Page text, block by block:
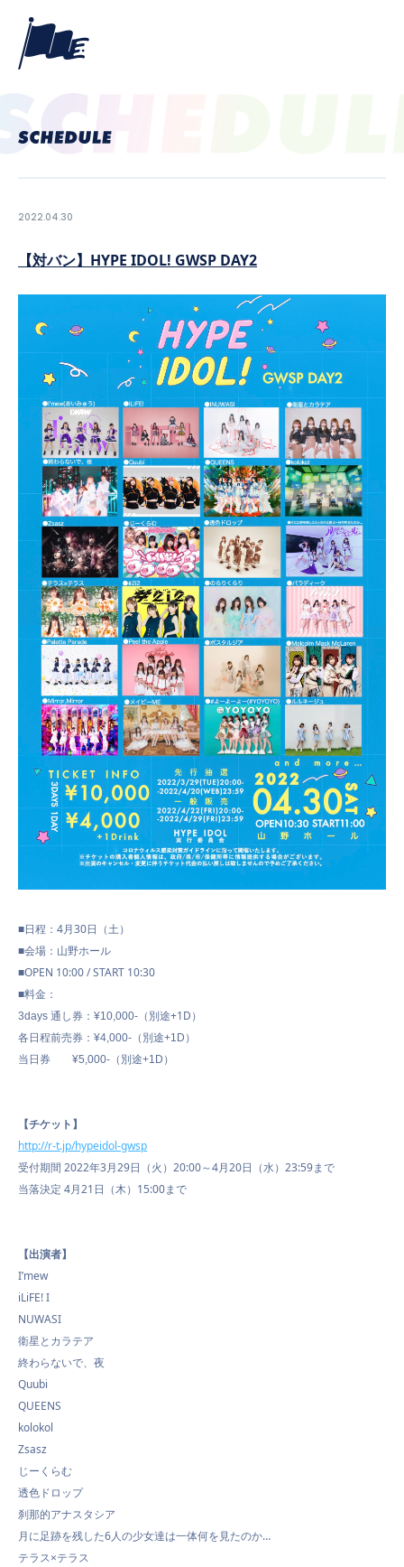
PROFILE
NEWS
SCHEDULE
VIDEO
CONTACT
2022.04.30
【対バン】HYPE IDOL! GWSP DAY2
■日程：4月30日（土）
■会場：山野ホール
■OPEN 10:00 / START 10:30
■料金：
3days 通し券：¥10,000- （別途+1D）
各日程前売券：¥4,000-（別途+1D）
当日券 ¥5,000-（別途+1D）
【チケット】
http://r-t.jp/hypeidol-gwsp
受付期間 2022年3月29日（火）20:00～4月20日（水）23:59まで
当落決定 4月21日（木）15:00まで
【出演者】
I’mew
iLiFE! I
NUWASI
衛星とカラテア
終わらないで、夜
Quubi
QUEENS
kolokol
Zsasz
じーくらむ
透色ドロップ
刹那的アナスタシア
月に足跡を残した6人の少女達は一体何を見たのか…
テラス×テラス